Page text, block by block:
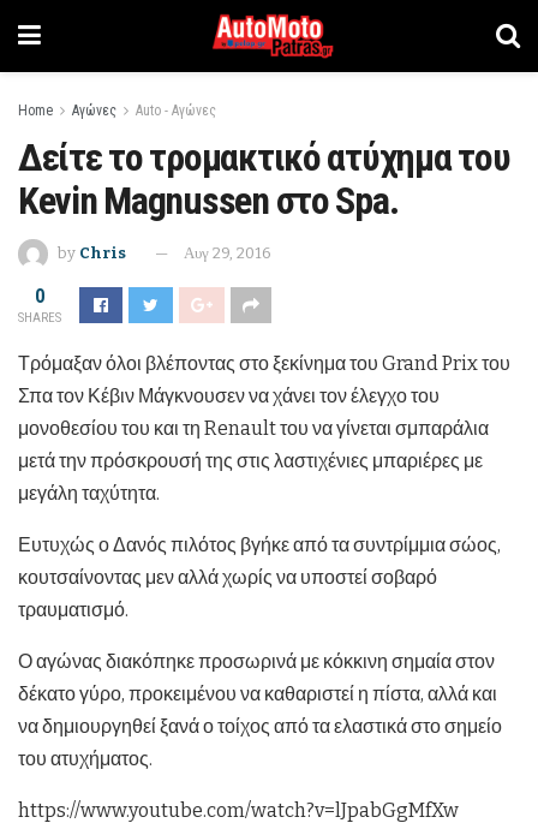
Home Αγώνες Auto - Αγώνες
Δείτε το τρομακτικό ατύχημα του
Kevin Magnussen στο Spa.
by Chris Αυγ 29, 2016
0
SHARES
Τρόμαξαν όλοι βλέποντας στο ξεκίνημα του Grand Prix του
Σπα τον Κέβιν Μάγκνουσεν να χάνει τον έλεγχο του
μονοθεσίου του και τη Renault του να γίνεται σμπαράλια
μετά την πρόσκρουσή της στις λαστιχένιες μπαριέρες με
μεγάλη ταχύτητα.
Ευτυχώς ο Δανός πιλότος βγήκε από τα συντρίμμια σώος,
κουτσαίνοντας μεν αλλά χωρίς να υποστεί σοβαρό
τραυματισμό.
Ο αγώνας διακόπηκε προσωρινά με κόκκινη σημαία στον
δέκατο γύρο, προκειμένου να καθαριστεί η πίστα, αλλά και
να δημιουργηθεί ξανά ο τοίχος από τα ελαστικά στο σημείο
του ατυχήματος.
https://www.youtube.com/watch?v=lJpabGgMfXw